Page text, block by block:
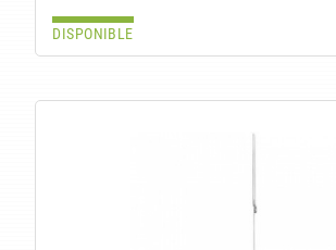
DISPONIBLE